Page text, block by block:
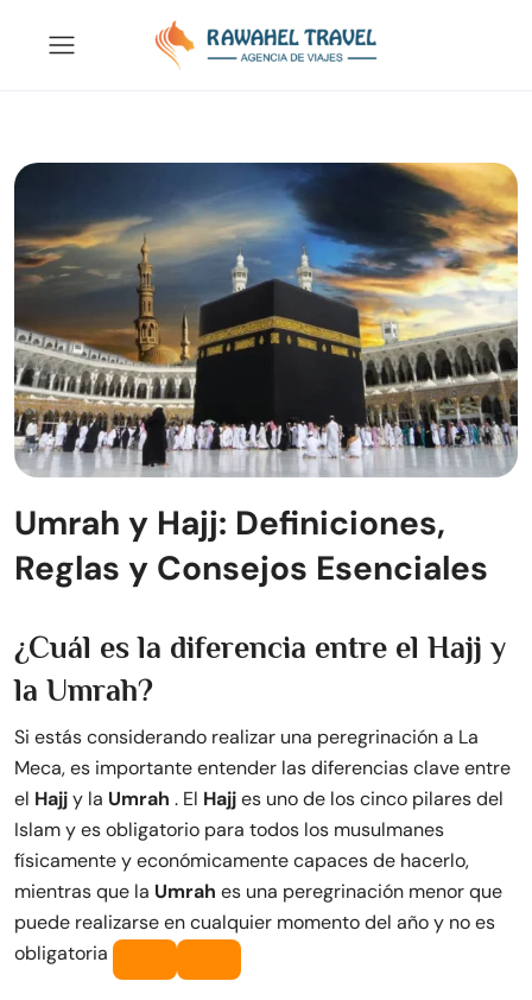
Umrah y Hajj: Definiciones,
Reglas y Consejos Esenciales
¿Cuál es la diferencia entre el Hajj y
la Umrah?
Si estás considerando realizar una peregrinación a La
Meca, es importante entender las diferencias clave entre
el Hajjy la Umrah . El Hajjes uno de los cinco pilares del
Islam y es obligatorio para todos los musulmanes
físicamente y económicamente capaces de hacerlo,
mientras que la Umrah es una peregrinación menor que
puede realizarse en cualquier momento del año y no es
obligatoria